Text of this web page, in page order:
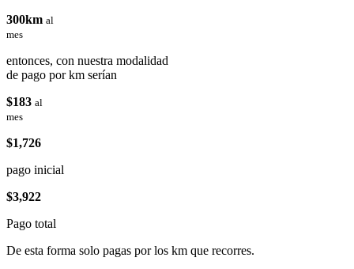
300km al
mes
entonces, con nuestra modalidad
de pago por km serían
$183 al
mes
$1,726
pago inicial
$3,922
Pago total
De esta forma solo pagas por los km que recorres.